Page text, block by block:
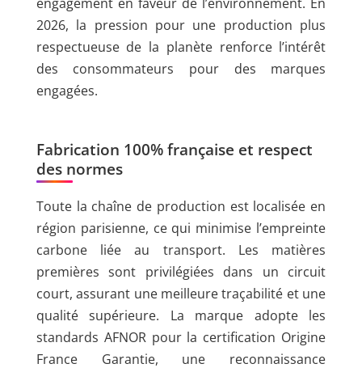
2026, la pression pour une production plus
respectueuse de la planète renforce l’intérêt
des consommateurs pour des marques
engagées.
Fabrication 100% française et respect
des normes
Toute la chaîne de production est localisée en
région parisienne, ce qui minimise l’empreinte
carbone liée au transport. Les matières
premières sont privilégiées dans un circuit
court, assurant une meilleure traçabilité et une
qualité supérieure. La marque adopte les
standards AFNOR pour la certification Origine
France Garantie, une reconnaissance